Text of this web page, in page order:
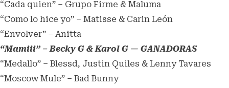
“Cada quien” – Grupo Firme & Maluma
“Como lo hice yo” – Matisse & Carin León
“Envolver” – Anitta
“Mamiii” – Becky G & Karol G — GANADORAS
“Medallo” – Blessd, Justin Quiles & Lenny Tavares
“Moscow Mule” – Bad Bunny